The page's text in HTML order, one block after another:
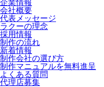
企業情報
会社概要
代表メッセージ
ラクーの理念
採用情報
制作の流れ
新着情報
制作会社の選び方
制作マニュアルを無料進呈
よくある質問
代理店募集